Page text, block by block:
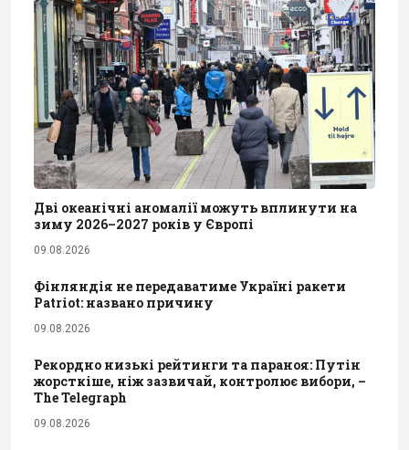
Дві океанічні аномалії можуть вплинути на
зиму 2026–2027 років у Європі
09.08.2026
Фінляндія не передаватиме Україні ракети
Patriot: названо причину
09.08.2026
Рекордно низькі рейтинги та параноя: Путін
жорсткіше, ніж зазвичай, контролює вибори, –
The Telegraph
09.08.2026